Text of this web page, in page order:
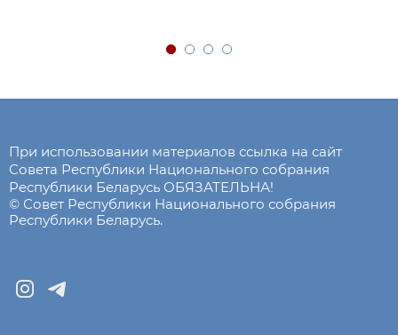
При использовании материалов ссылка на сайт
Совета Республики Национального собрания
Республики Беларусь ОБЯЗАТЕЛЬНА!
© Совет Республики Национального собрания
Республики Беларусь.